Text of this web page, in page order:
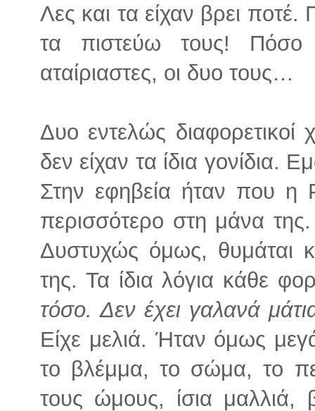
Λες και τα είχαν βρει ποτέ.
τα πιστεύω τους! Πόσο
αταίριαστες, οι δυο τους…
Δυο εντελώς διαφορετικοί
δεν είχαν τα ίδια γονίδια.
Στην εφηβεία ήταν που η
περισσότερο στη μάνα
Δυστυχώς όμως, θυμάται
της. Τα ίδια λόγια κάθε
τόσο. Δεν έχει γαλανά
Είχε μελιά. Ήταν όμως
το βλέμμα, το σώμα, το
τους ώμους, ίσια